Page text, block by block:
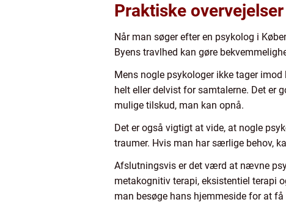
Praktiske overvejelser
Når man søger efter en psykolog i
Byens travlhed kan gøre
Mens nogle psykologer ikke tager
helt eller delvist for samtalerne. Det er
mulige tilskud, man kan opnå.
Det er også vigtigt at vide, at nogle
traumer. Hvis man har særlige behov,
Afslutningsvis er det værd at nævne
metakognitiv terapi, eksistentiel terapi
man besøge hans hjemmeside for at